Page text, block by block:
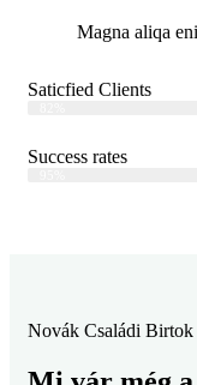
Magna aliqa
Saticfied Clients
Success rates
Novák Családi Birtok